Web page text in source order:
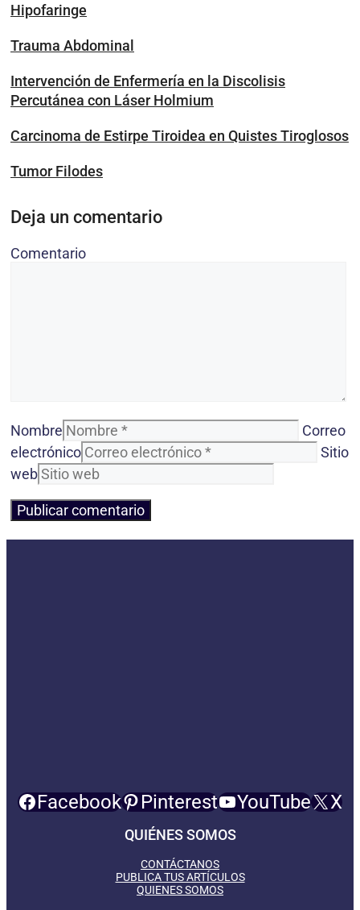
Hipofaringe
Trauma Abdominal
Intervención de Enfermería en la Discolisis
Percutánea con Láser Holmium
Carcinoma de Estirpe Tiroidea en Quistes Tiroglosos
Tumor Filodes
Deja un comentario
Comentario
Nombre
Correo
electrónico
Sitio
web
Facebook Pinterest YouTube X
QUIÉNES SOMOS
CONTÁCTANOS
PUBLICA TUS ARTÍCULOS
QUIENES SOMOS